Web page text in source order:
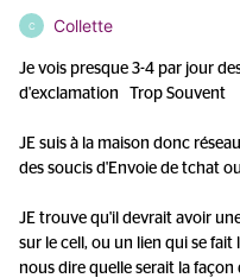
C Collette
Je vois presque 3-4 par jour
d'exclamation Trop Souvent
JE suis à la maison donc
des soucis d'Envoie de tchat
JE trouve qu'il devrait avoir
sur le cell, ou un lien qui se
nous dire quelle serait la